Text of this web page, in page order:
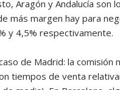
Aragón y Andalucía son
más margen hay para
y 4,5% respectivamente.
de Madrid: la comisión
tiempos de venta